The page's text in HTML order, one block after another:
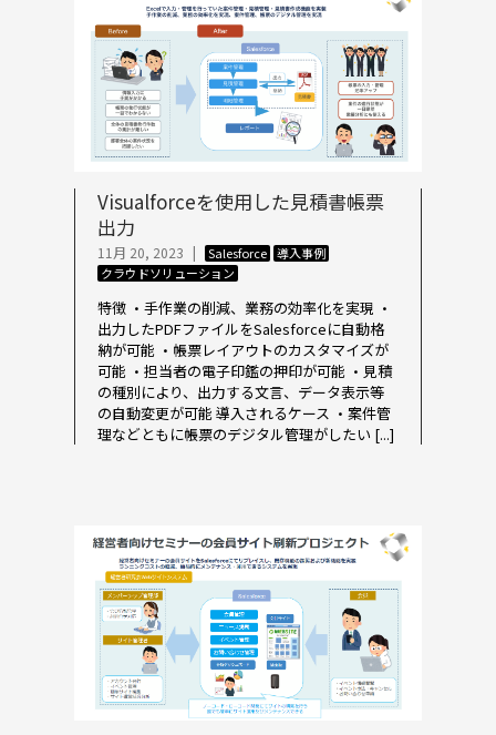
Visualforceを使用した見積書帳票
出力
11月 20, 2023 | Salesforce 導入事例
クラウドソリューション
特徴 ・手作業の削減、業務の効率化を実現 ・
出力したPDFファイルをSalesforceに自動格
納が可能 ・帳票レイアウトのカスタマイズが
可能 ・担当者の電子印鑑の押印が可能 ・見積
の種別により、出力する文言、データ表示等
の自動変更が可能 導入されるケース ・案件管
理などともに帳票のデジタル管理がしたい [...]